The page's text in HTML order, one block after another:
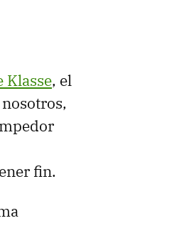
Klasse, el
fin.